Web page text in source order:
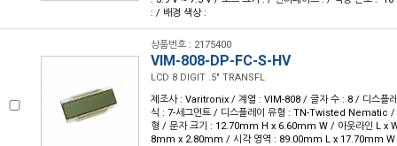
: / 배경 색상 :
상품번호 : 2175400
VIM-808-DP-FC-S-HV
LCD 8 DIGIT .5" TRANSFL
제조사 : Varitronix / 계열 : VIM-808 / 글자 수 : 8 / 디스플
식 : 7-세그먼트 / 디스플레이 유형 : TN-Twisted Nematic /
형 / 문자 크기 : 12.70mm H x 6.60mm W / 아웃라인 L x
8mm x 2.80mm / 시각 영역 : 89.00mm L x 17.70mm W